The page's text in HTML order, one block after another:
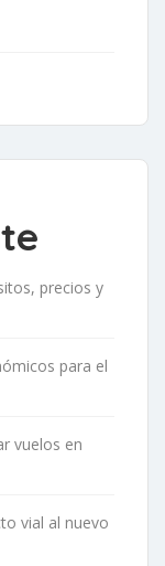
precios y
para el
vuelos en
vial al nuevo